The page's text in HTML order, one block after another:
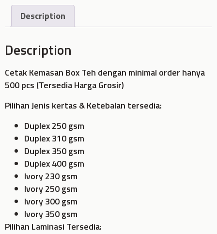
Description
Description
Cetak Kemasan Box Teh dengan minimal order hanya
500 pcs (Tersedia Harga Grosir)
Pilihan Jenis kertas & Ketebalan tersedia:
Duplex 250 gsm
Duplex 310 gsm
Duplex 350 gsm
Duplex 400 gsm
Ivory 230 gsm
Ivory 250 gsm
Ivory 300 gsm
Ivory 350 gsm
Pilihan Laminasi Tersedia: